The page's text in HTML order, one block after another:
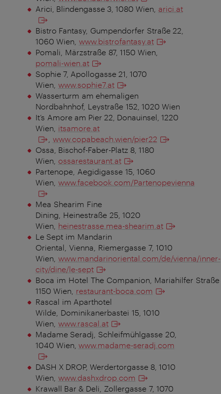
Arici, Blindengasse 3, 1080 Wien, arici.at
Bistro Fantasy, Gumpendorfer Straße 22,
1060 Wien, www.bistrofantasy.at
Pomali, Märzstraße 87, 1150 Wien,
pomali-wien.at
Sophie 7, Apollogasse 21, 1070
Wien, www.sophie7.at
Wasserturm am ehemaligen
Nordbahnhof, Leystraße 152, 1020 Wien
It’s Amore am Pier 22, Donauinsel, 1220
Wien, itsamore.at
www.copabeach.wien/pier22
Ossa, Bischof-Faber-Platz 8, 1180
Wien, ossarestaurant.at
Partenope, Aegidigasse 15, 1060
Wien, www.facebook.com/Partenopevienna
Mea Shearim Fine
Dining, Heinestraße 25, 1020
Wien, heinestrasse.mea-shearim.at
Le Sept im Mandarin
Oriental, Vienna, Riemergasse 7, 1010
Wien, www.mandarinoriental.com/de/vienna/inner-
city/dine/le-sept
Boca im Hotel The Companion, Mariahilfer Straße
1150 Wien, restaurant-boca.com
Rascal im Aparthotel
Wilde, Dominikanerbastei 15, 1010
Wien, www.rascal.at
Madame Seradj, Schleifmühlgasse 20,
1040 Wien, www.madame-seradj.com
DASH X DROP, Werdertorgasse 8, 1010
Wien, www.dashxdrop.com
Krawall Bar & Deli, Zollergasse 7, 1070